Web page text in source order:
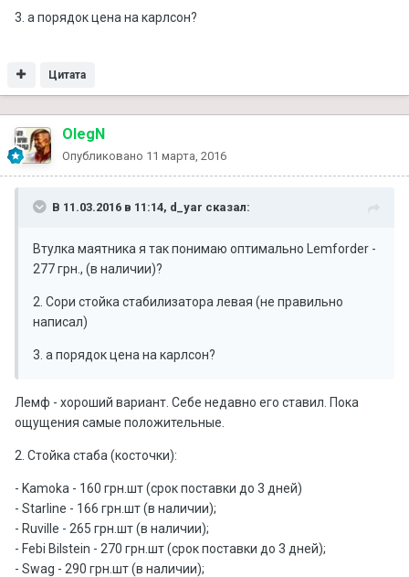
3. а порядок цена на карлсон?
Цитата
OlegN
Опубликовано 11 марта, 2016
В 11.03.2016 в 11:14, d_yar сказал:
Втулка маятника я так понимаю оптимально Lemforder -
277 грн., (в наличии)?
2. Сори стойка стабилизатора левая (не правильно
написал)
3. а порядок цена на карлсон?
Лемф - хороший вариант. Себе недавно его ставил. Пока
ощущения самые положительные.
2. Стойка стаба (косточки):
- Kamoka - 160 грн.шт (срок поставки до 3 дней)
- Starline - 166 грн.шт (в наличии);
- Ruville - 265 грн.шт (в наличии);
- Febi Bilstein - 270 грн.шт (срок поставки до 3 дней);
- Swag - 290 грн.шт (в наличии);